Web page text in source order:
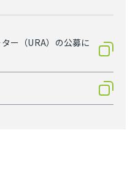
ー（URA）の公募に